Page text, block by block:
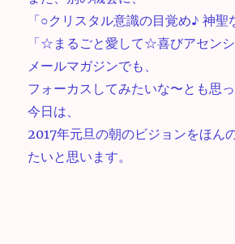
「○クリスタル意識の目覚め♪ 神聖
「☆まるごと愛して☆喜びアセン
メールマガジンでも、
フォーカスしてみたいな〜とも思っ
今日は、
2017年元旦の朝のビジョンをほん
たいと思います。